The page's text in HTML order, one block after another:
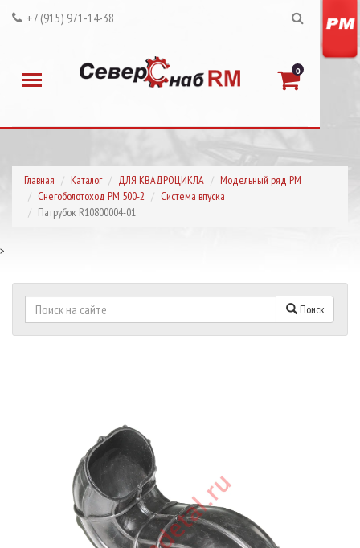
+7 (915) 971-14-38
0
Главная Каталог ДЛЯ КВАДРОЦИКЛА
Модельный ряд РМ
Снегоболотоход РМ 500-2
Система впуска
Патрубок R10800004-01
>
Поиск